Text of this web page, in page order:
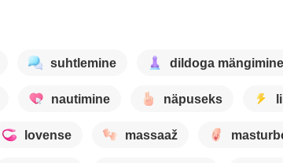
suhtlemine dildoga mängimine
nautimine näpuseks
lovense massaaž